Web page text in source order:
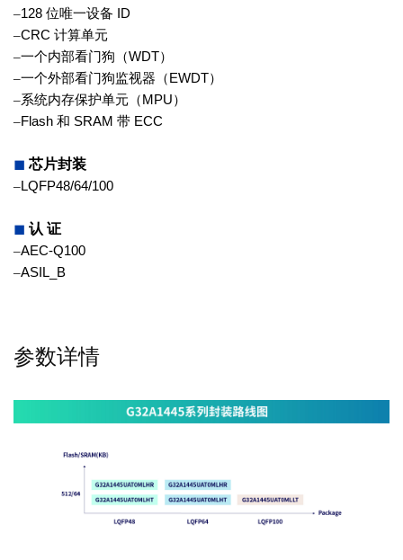
–128 位唯一设备
ID
–CRC 计算单元
–一个内部看门狗（WDT）
–一个外部看门狗监视器（ EWDT）
–系统内存保护单元（ MPU）
–Flash 和 SRAM 带 ECC
◼ 芯片封装
–LQFP48/64/100
◼ 认 证
–AEC-Q100
–ASIL_B
参数详情